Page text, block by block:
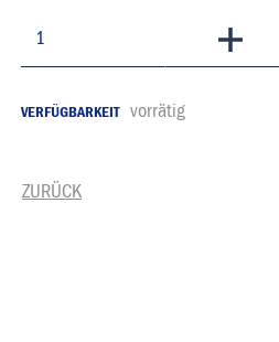
VERFÜGBARKEIT vorrätig
ZURÜCK